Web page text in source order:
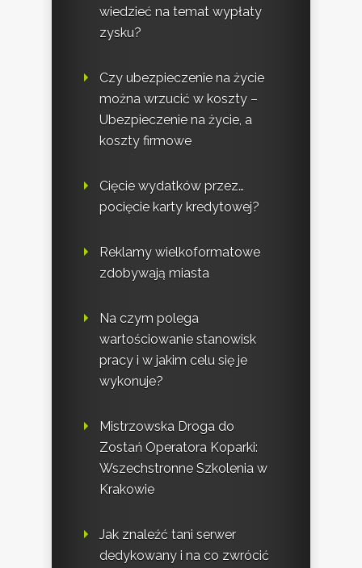
wiedzieć na temat wypłaty
zysku?
Czy ubezpieczenie na życie
można wrzucić w koszty –
Ubezpieczenie na życie, a
koszty firmowe
Cięcie wydatków przez…
pocięcie karty kredytowej?
Reklamy wielkoformatowe
zdobywają miasta
Na czym polega
wartościowanie stanowisk
pracy i w jakim celu się je
wykonuje?
Mistrzowska Droga do
Zostań Operatora Koparki:
Wszechstronne Szkolenia w
Krakowie
Jak znaleźć tani serwer
dedykowany i na co zwrócić